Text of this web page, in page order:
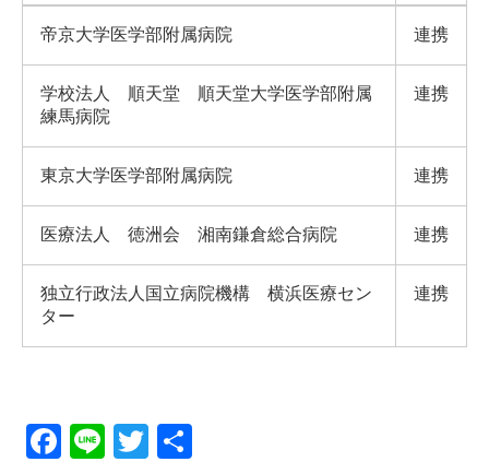
帝京大学医学部附属病院 連携
学校法人 順天堂 順天堂大学医学部附属
練馬病院
連携
東京大学医学部附属病院 連携
医療法人 徳洲会 湘南鎌倉総合病院 連携
独立行政法人国立病院機構 横浜医療セン
ター
連携
F
Li
T